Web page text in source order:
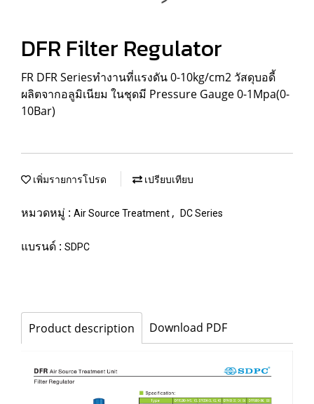
DFR Filter Regulator
FR DFR Seriesทำงานที่แรงดัน 0-10kg/cm2 วัสดุบอดี้
ผลิตจากอลูมิเนียม ในชุดมี Pressure Gauge 0-1Mpa(0-
10Bar)
เพิ่มรายการโปรด เปรียบเทียบ
หมวดหมู่ : Air Source Treatment , DC Series
แบรนด์ : SDPC
Product description Download PDF